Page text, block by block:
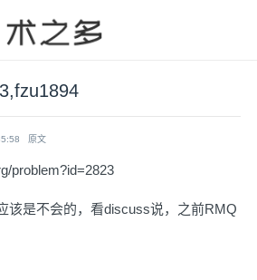
原文
problem?id=2823
该是不会的，看discuss说，之前RMQ